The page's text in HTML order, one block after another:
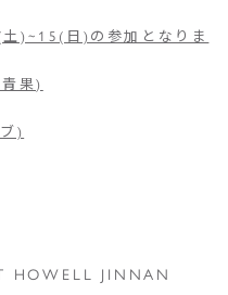
)~15(日)の参加となりま
果)
)
HOWELL JINNAN